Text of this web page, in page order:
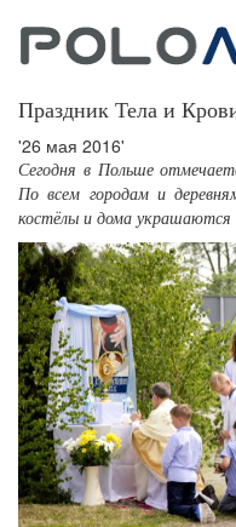
Праздник Тела и
'26 мая 2016'
Сегодня в Польше
По всем городам и
костёлы и дома украшаются